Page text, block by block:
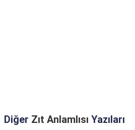
Diğer Zıt Anlamlısı Yazıları